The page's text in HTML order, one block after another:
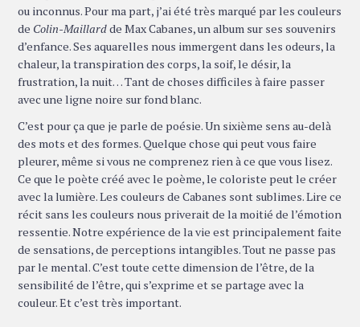
ou inconnus. Pour ma part, j’ai été très marqué par les couleurs
de Colin-Maillardde Max Cabanes, un album sur ses souvenirs
d’enfance. Ses aquarelles nous immergent dans les odeurs, la
chaleur, la transpiration des corps, la soif, le désir, la
frustration, la nuit… Tant de choses difficiles à faire passer
avec une ligne noire sur fond blanc.
C’est pour ça que je parle de poésie. Un sixième sens au-delà
des mots et des formes. Quelque chose qui peut vous faire
pleurer, même si vous ne comprenez rien à ce que vous lisez.
Ce que le poète créé avec le poème, le coloriste peut le créer
avec la lumière. Les couleurs de Cabanes sont sublimes. Lire ce
récit sans les couleurs nous priverait de la moitié de l’émotion
ressentie. Notre expérience de la vie est principalement faite
de sensations, de perceptions intangibles. Tout ne passe pas
par le mental. C’est toute cette dimension de l’être, de la
sensibilité de l’être, qui s’exprime et se partage avec la
couleur. Et c’est très important.